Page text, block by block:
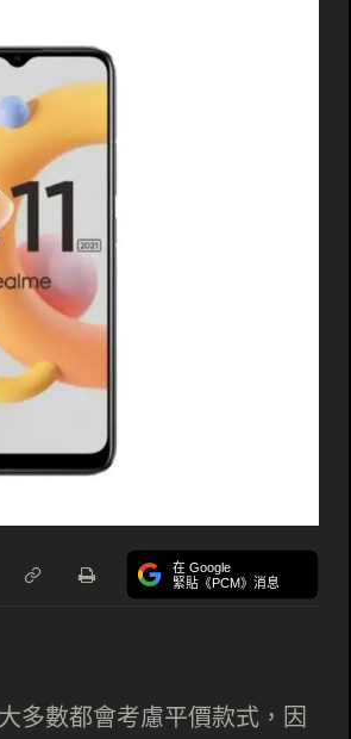
在 Google
緊貼《PCM》消息
多數都會考慮平價款式，因